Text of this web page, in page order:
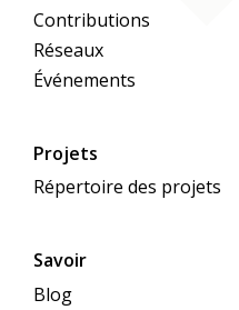
Contributions
Réseaux
Événements
Projets
Répertoire des projets
Savoir
Blog